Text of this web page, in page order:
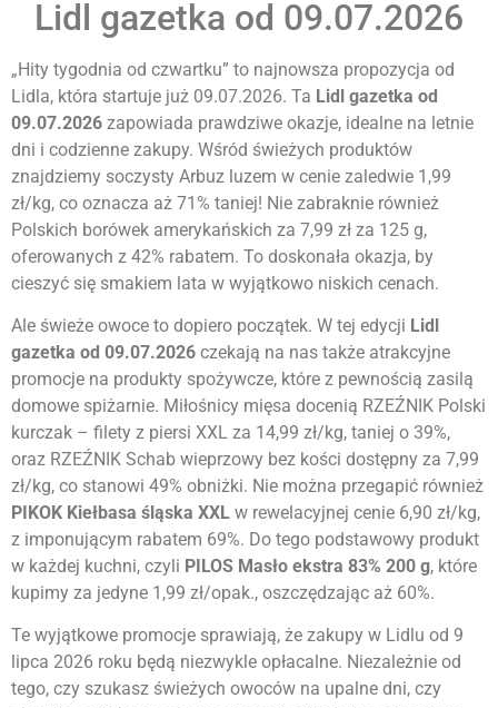
Lidl gazetka od 09.07.2026
„Hity tygodnia od czwartku” to najnowsza propozycja od
Lidla, która startuje już 09.07.2026. Ta Lidl gazetka od
09.07.2026 zapowiada prawdziwe okazje, idealne na letnie
dni i codzienne zakupy. Wśród świeżych produktów
znajdziemy soczysty Arbuz luzem w cenie zaledwie 1,99
zł/kg, co oznacza aż 71% taniej! Nie zabraknie również
Polskich borówek amerykańskich za 7,99 zł za 125 g,
oferowanych z 42% rabatem. To doskonała okazja, by
cieszyć się smakiem lata w wyjątkowo niskich cenach.
Ale świeże owoce to dopiero początek. W tej edycji Lidl
gazetka od 09.07.2026 czekają na nas także atrakcyjne
promocje na produkty spożywcze, które z pewnością zasilą
domowe spiżarnie. Miłośnicy mięsa docenią RZEŹNIK Polski
kurczak – filety z piersi XXL za 14,99 zł/kg, taniej o 39%,
oraz RZEŹNIK Schab wieprzowy bez kości dostępny za 7,99
zł/kg, co stanowi 49% obniżki. Nie można przegapić również
PIKOK Kiełbasa śląska XXL w rewelacyjnej cenie 6,90 zł/kg,
z imponującym rabatem 69%. Do tego podstawowy produkt
w każdej kuchni, czyli PILOS Masło ekstra 83% 200 g, które
kupimy za jedyne 1,99 zł/opak., oszczędzając aż 60%.
Te wyjątkowe promocje sprawiają, że zakupy w Lidlu od 9
lipca 2026 roku będą niezwykle opłacalne. Niezależnie od
tego, czy szukasz świeżych owoców na upalne dni, czy